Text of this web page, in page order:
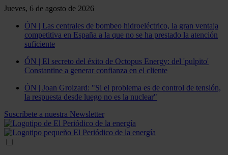
Jueves, 6 de agosto de 2026
ÓN | Las centrales de bombeo hidroeléctrico, la gran ventaja
competitiva en España a la que no se ha prestado la atención
suficiente
ÓN | El secreto del éxito de Octopus Energy: del 'pulpito'
Constantine a generar confianza en el cliente
ÓN | Joan Groizard: "Si el problema es de control de tensión,
la respuesta desde luego no es la nuclear"
Suscríbete a nuestra Newsletter